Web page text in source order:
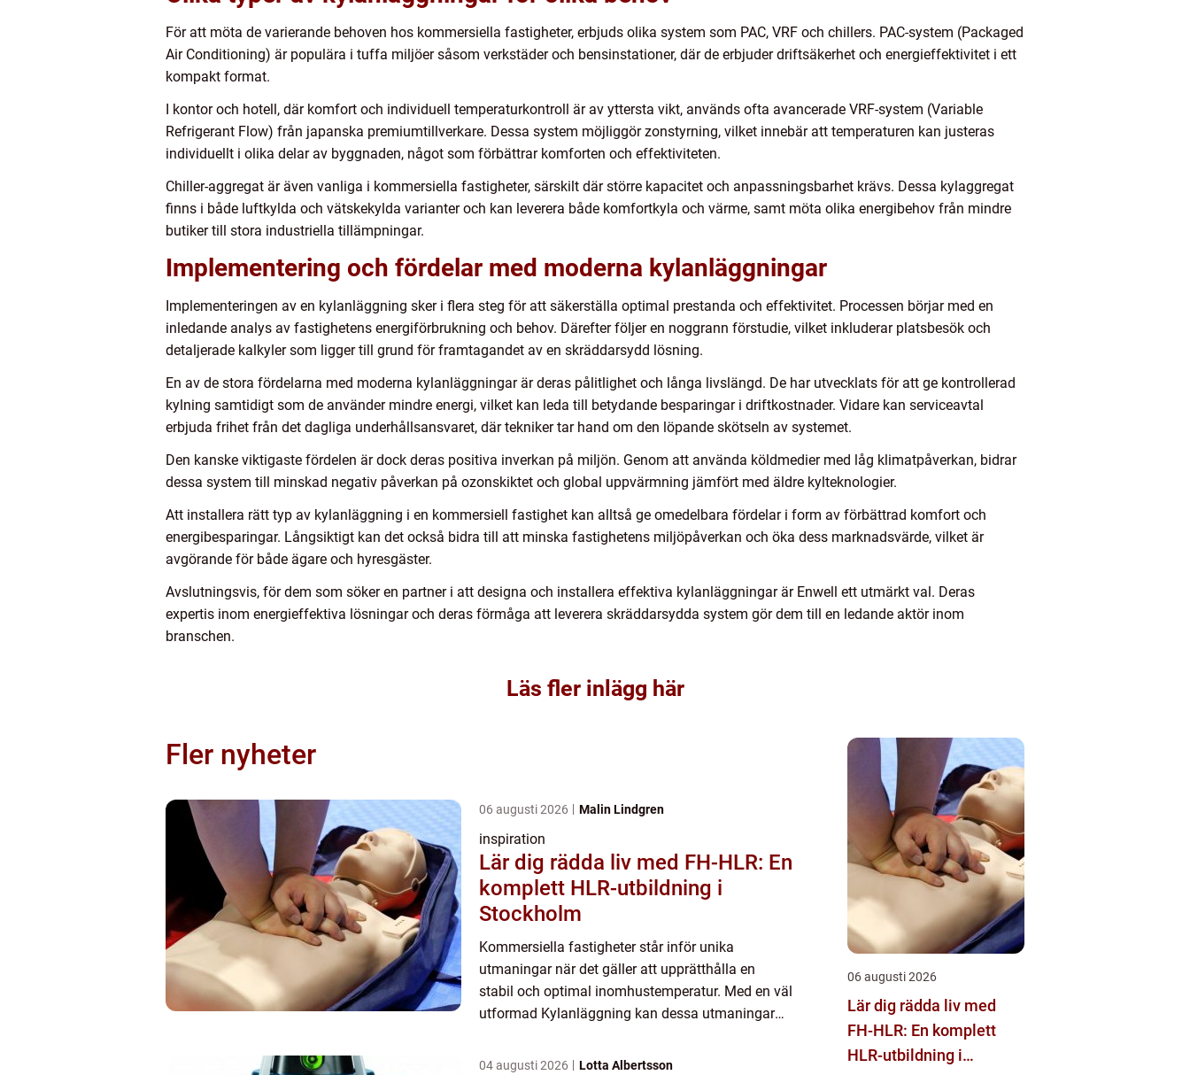
För att möta de varierande behoven hos kommersiella fastigheter, erbjuds olika system som PAC, VRF och chillers. PAC-system (Packaged
Air Conditioning) är populära i tuffa miljöer såsom verkstäder och bensinstationer, där de erbjuder driftsäkerhet och energieffektivitet i ett
kompakt format.
I kontor och hotell, där komfort och individuell temperaturkontroll är av yttersta vikt, används ofta avancerade VRF-system (Variable
Refrigerant Flow) från japanska premiumtillverkare. Dessa system möjliggör zonstyrning, vilket innebär att temperaturen kan justeras
individuellt i olika delar av byggnaden, något som förbättrar komforten och effektiviteten.
Chiller-aggregat är även vanliga i kommersiella fastigheter, särskilt där större kapacitet och anpassningsbarhet krävs. Dessa kylaggregat
finns i både luftkylda och vätskekylda varianter och kan leverera både komfortkyla och värme, samt möta olika energibehov från mindre
butiker till stora industriella tillämpningar.
Implementering och fördelar med moderna kylanläggningar
Implementeringen av en kylanläggning sker i flera steg för att säkerställa optimal prestanda och effektivitet. Processen börjar med en
inledande analys av fastighetens energiförbrukning och behov. Därefter följer en noggrann förstudie, vilket inkluderar platsbesök och
detaljerade kalkyler som ligger till grund för framtagandet av en skräddarsydd lösning.
En av de stora fördelarna med moderna kylanläggningar är deras pålitlighet och långa livslängd. De har utvecklats för att ge kontrollerad
kylning samtidigt som de använder mindre energi, vilket kan leda till betydande besparingar i driftkostnader. Vidare kan serviceavtal
erbjuda frihet från det dagliga underhållsansvaret, där tekniker tar hand om den löpande skötseln av systemet.
Den kanske viktigaste fördelen är dock deras positiva inverkan på miljön. Genom att använda köldmedier med låg klimatpåverkan, bidrar
dessa system till minskad negativ påverkan på ozonskiktet och global uppvärmning jämfört med äldre kylteknologier.
Att installera rätt typ av kylanläggning i en kommersiell fastighet kan alltså ge omedelbara fördelar i form av förbättrad komfort och
energibesparingar. Långsiktigt kan det också bidra till att minska fastighetens miljöpåverkan och öka dess marknadsvärde, vilket är
avgörande för både ägare och hyresgäster.
Avslutningsvis, för dem som söker en partner i att designa och installera effektiva kylanläggningar är Enwell ett utmärkt val. Deras
expertis inom energieffektiva lösningar och deras förmåga att leverera skräddarsydda system gör dem till en ledande aktör inom
branschen.
Läs fler inlägg här
Fler nyheter
06 augusti 2026 Malin Lindgren
inspiration
Lär dig rädda liv med FH-HLR: En
komplett HLR-utbildning i
Stockholm
Kommersiella fastigheter står inför unika
utmaningar när det gäller att upprätthålla en
stabil och optimal inomhustemperatur. Med en väl
utformad Kylanläggning kan dessa utmaningar
04 augusti 2026 Lotta Albertsson
06 augusti 2026
Lär dig rädda liv med
FH-HLR: En komplett
HLR-utbildning i